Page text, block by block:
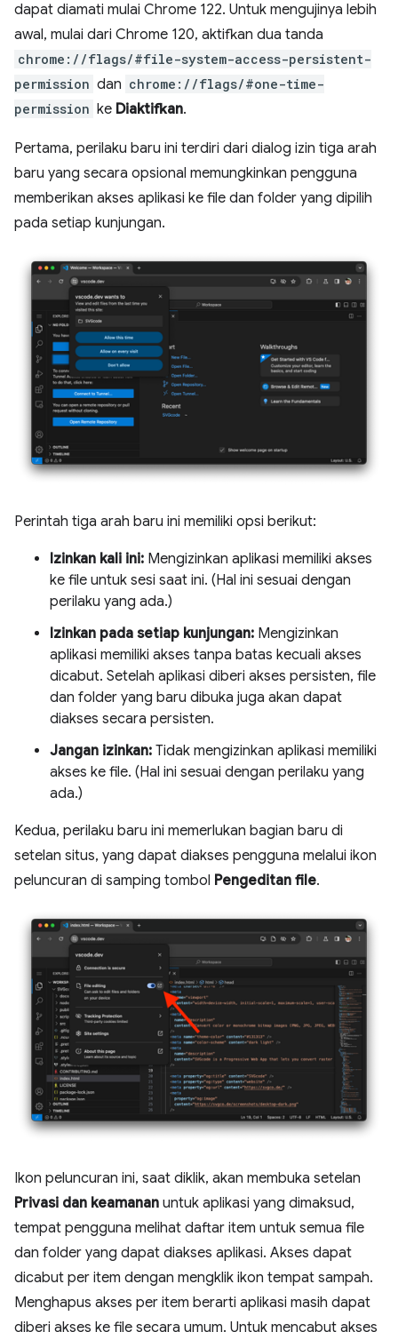
dapat diamati mulai Chrome 122. Untuk mengujinya lebih
awal, mulai dari Chrome 120, aktifkan dua tanda
chrome://flags/#file-system-access-persistent-
permission dan chrome://flags/#one-time-
permission ke Diaktifkan.
Pertama, perilaku baru ini terdiri dari dialog izin tiga arah
baru yang secara opsional memungkinkan pengguna
memberikan akses aplikasi ke file dan folder yang dipilih
pada setiap kunjungan.
Perintah tiga arah baru ini memiliki opsi berikut:
Izinkan kali ini: Mengizinkan aplikasi memiliki akses
ke file untuk sesi saat ini. (Hal ini sesuai dengan
perilaku yang ada.)
Izinkan pada setiap kunjungan: Mengizinkan
aplikasi memiliki akses tanpa batas kecuali akses
dicabut. Setelah aplikasi diberi akses persisten, file
dan folder yang baru dibuka juga akan dapat
diakses secara persisten.
Jangan izinkan: Tidak mengizinkan aplikasi memiliki
akses ke file. (Hal ini sesuai dengan perilaku yang
ada.)
Kedua, perilaku baru ini memerlukan bagian baru di
setelan situs, yang dapat diakses pengguna melalui ikon
peluncuran di samping tombol Pengeditan file.
Ikon peluncuran ini, saat diklik, akan membuka setelan
Privasi dan keamanan untuk aplikasi yang dimaksud,
tempat pengguna melihat daftar item untuk semua file
dan folder yang dapat diakses aplikasi. Akses dapat
dicabut per item dengan mengklik ikon tempat sampah.
Menghapus akses per item berarti aplikasi masih dapat
diberi akses ke file secara umum. Untuk mencabut akses